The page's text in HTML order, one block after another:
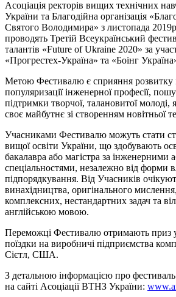
Асоціація ректорів вищих технічних
України та Благодійна організація
Святого Володимира» з листопада
проводять Третій Всеукраїнський
талантів «Future of Ukraine 2020» за
«Прогрестех-Україна» та «Боінг
Метою Фестивалю є сприяння розвитку
популяризації інженерної професії,
підтримки творчої, талановитої молоді,
своє майбутнє зі створенням новітньої
Учасниками Фестивалю можуть стати
вищої освіти України, що здобувають
бакалавра або магістра за
спеціальностями, незалежно від форми
підпорядкування. Від Учасників
винахідництва, оригінального
комплексних, нестандартних задач та
англійською мовою.
Переможці Фестивалю отримають приз у
поїздки на виробничі підприємства
Сієтл, США.
З детальною інформацією про
на сайті Асоціації ВТНЗ України: